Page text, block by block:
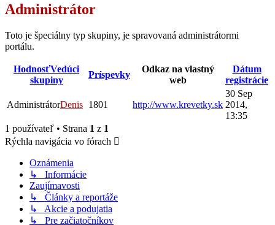
Administrátor
Toto je špeciálny typ skupiny, je spravovaná administrátormi
portálu.
HodnosťVedúci
skupiny
Príspevky
Odkaz na vlastný
web
Dátum
registrácie
AdministrátorDenis 1801 http://www.krevetky.sk
30 Sep
2014,
13:35
1 používateľ • Strana 1 z 1
Rýchla navigácia vo fórach
Oznámenia
↳ Informácie
Zaujímavosti
↳ Články a reportáže
↳ Akcie a podujatia
↳ Pre začiatočníkov